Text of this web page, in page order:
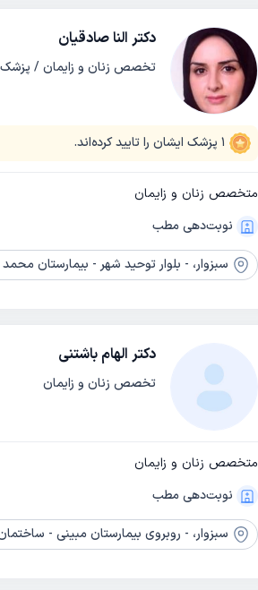
دکتر النا صادقیان
تخصص زنان و زایمان /
1 پزشک ایشان را تایید کرده‌اند.
متخصص زنان و زایمان
نوبت‌دهی مطب
سبزوار، - بلوار توحید شهر - بیمارستان
دکتر الهام باشتنی
تخصص زنان و زایمان
متخصص زنان و زایمان
نوبت‌دهی مطب
سبزوار، - روبروی بیمارستان مبینی -